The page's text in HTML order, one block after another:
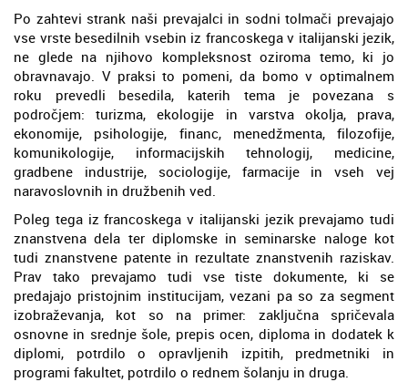
Po zahtevi strank naši prevajalci in sodni tolmači prevajajo
vse vrste besedilnih vsebin iz francoskega v italijanski jezik,
ne glede na njihovo kompleksnost oziroma temo, ki jo
obravnavajo. V praksi to pomeni, da bomo v optimalnem
roku prevedli besedila, katerih tema je povezana s
področjem: turizma, ekologije in varstva okolja, prava,
ekonomije, psihologije, financ, menedžmenta, filozofije,
komunikologije, informacijskih tehnologij, medicine,
gradbene industrije, sociologije, farmacije in vseh vej
naravoslovnih in družbenih ved.
Poleg tega iz francoskega v italijanski jezik prevajamo tudi
znanstvena dela ter diplomske in seminarske naloge kot
tudi znanstvene patente in rezultate znanstvenih raziskav.
Prav tako prevajamo tudi vse tiste dokumente, ki se
predajajo pristojnim institucijam, vezani pa so za segment
izobraževanja, kot so na primer: zaključna spričevala
osnovne in srednje šole, prepis ocen, diploma in dodatek k
diplomi, potrdilo o opravljenih izpitih, predmetniki in
programi fakultet, potrdilo o rednem šolanju in druga.